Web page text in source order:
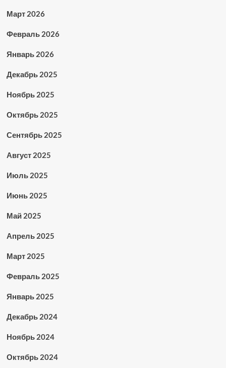
Март 2026
Февраль 2026
Январь 2026
Декабрь 2025
Ноябрь 2025
Октябрь 2025
Сентябрь 2025
Август 2025
Июль 2025
Июнь 2025
Май 2025
Апрель 2025
Март 2025
Февраль 2025
Январь 2025
Декабрь 2024
Ноябрь 2024
Октябрь 2024